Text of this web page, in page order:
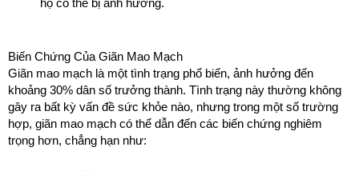
họ có thể bị ảnh hưởng.
Biến Chứng Của Giãn Mao Mạch
Giãn mao mạch là một tình trạng phổ biến, ảnh hưởng đến
khoảng 30% dân số trưởng thành. Tình trạng này thường không
gây ra bất kỳ vấn đề sức khỏe nào, nhưng trong một số trường
hợp, giãn mao mạch có thể dẫn đến các biến chứng nghiêm
trọng hơn, chẳng hạn như: